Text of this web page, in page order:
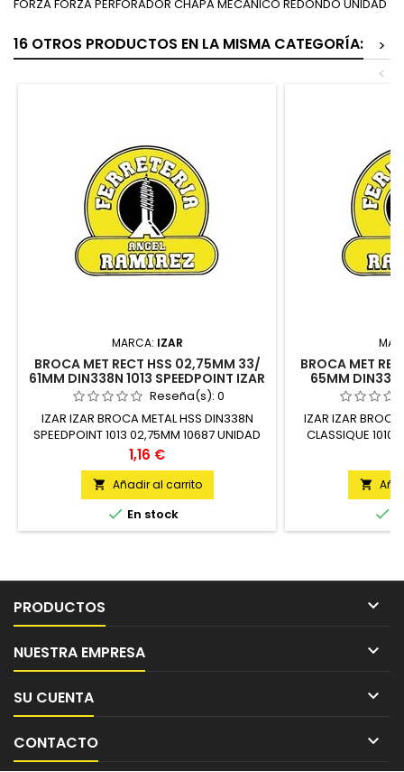
FORZA FORZA PERFORADOR CHAPA MECÁNICO REDONDO UNIDAD
16 OTROS PRODUCTOS EN LA MISMA CATEGORÍA:
>
<
MARCA: IZAR
BROCA MET RECT HSS 02,75MM 33/
61MM DIN338N 1013 SPEEDPOINT IZAR
Reseña(s): 0
IZAR IZAR BROCA METAL HSS DIN338N
SPEEDPOINT 1013 02,75MM 10687 UNIDAD
Precio
1,16 €
 Añadir al carrito
 En stock
BROCA MET
65MM
IZAR IZAR
CLASSIQUE 1010


PRODUCTOS 
NUESTRA EMPRESA 
SU CUENTA 
CONTACTO 